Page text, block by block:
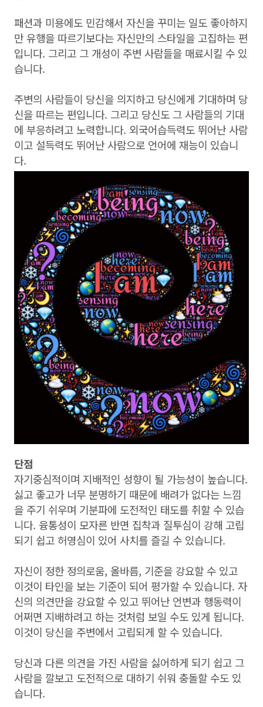
패션과 미용에도 민감해서 자신을 꾸미는 일도 좋아하지
만 유행을 따르기보다는 자신만의 스타일을 고집하는 편
입니다. 그리고 그 개성이 주변 사람들을 매료시킬 수 있
습니다.
주변의 사람들이 당신을 의지하고 당신에게 기대하며 당
신을 따르는 편입니다. 그리고 당신도 그 사람들의 기대
에 부응하려고 노력합니다. 외국어습득력도 뛰어난 사람
이고 설득력도 뛰어난 사람으로 언어에 재능이 있습니
다.
단점
자기중심적이며 지배적인 성향이 될 가능성이 높습니다.
싫고 좋고가 너무 분명하기 때문에 배려가 없다는 느낌
을 주기 쉬우며 기분파에 도전적인 태도를 취할 수 있습
니다. 융통성이 모자른 반면 집착과 질투심이 강해 고립
되기 쉽고 허영심이 있어 사치를 즐길 수 있습니다.
자신이 정한 정의로움, 올바름, 기준을 강요할 수 있고
이것이 타인을 보는 기준이 되어 평가할 수 있습니다. 자
신의 의견만을 강요할 수 있고 뛰어난 언변과 행동력이
어쩌면 지배하려고 하는 것처럼 보일 수도 있게 됩니다.
이것이 당신을 주변에서 고립되게 할 수 있습니다.
당신과 다른 의견을 가진 사람을 싫어하게 되기 쉽고 그
사람을 깔보고 도전적으로 대하기 쉬워 충돌할 수도 있
습니다.